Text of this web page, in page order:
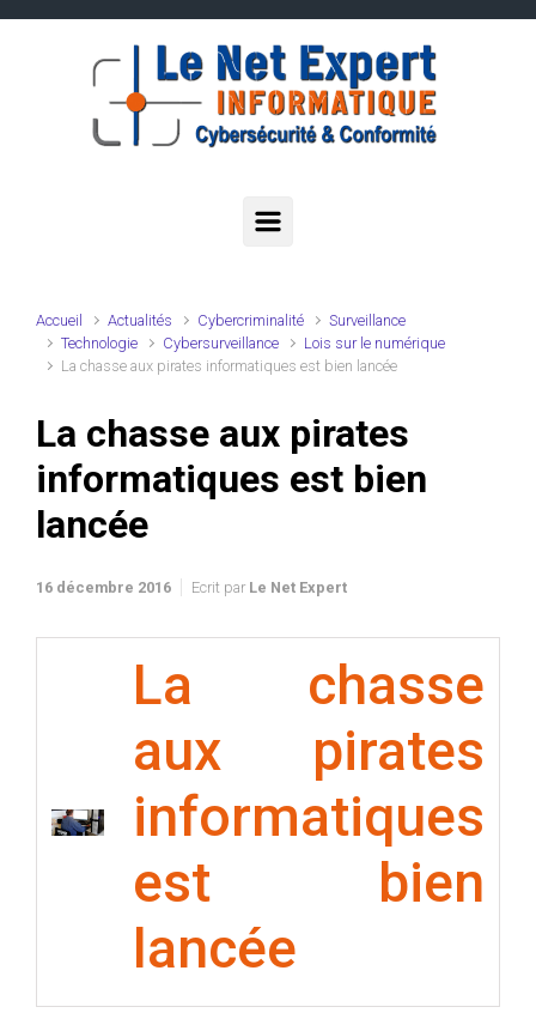
Accueil Actualités Cybercriminalité
Surveillance
Technologie
Cybersurveillance
Lois sur le numérique
La chasse aux pirates informatiques est bien lancée
La chasse aux pirates
informatiques est bien
lancée
16 décembre 2016 Ecrit par Le Net Expert
La chasse
aux pirates
informatiques
est bien
lancée